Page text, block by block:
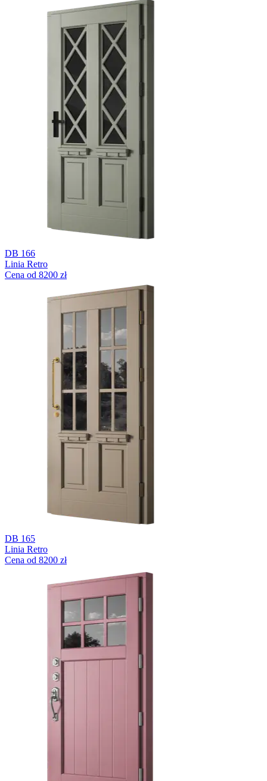
DB 166
Linia Retro
Cena od 8200 zł
DB 165
Linia Retro
Cena od 8200 zł